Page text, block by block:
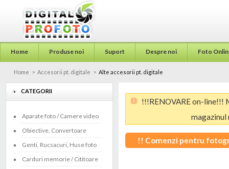
Home Produse noi Suport Despre noi Foto
Home > Accesorii pt. digitale > Alte accesorii pt. digitale
CATEGORII
Aparate foto / Camere video
Obiective, Convertoare
Genti, Rucsacuri, Huse foto
Carduri memorie / Cititoare
!!!RENOVARE on-line!!!
magazinul
!! Comenzi pentru